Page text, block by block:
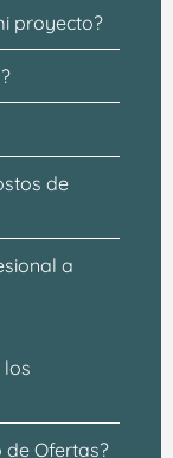
proyecto?
de
a
los
de Ofertas?